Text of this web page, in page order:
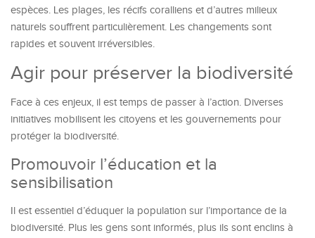
espèces. Les plages, les récifs coralliens et d’autres milieux
naturels souffrent particulièrement. Les changements sont
rapides et souvent irréversibles.
Agir pour préserver la biodiversité
Face à ces enjeux, il est temps de passer à l’action. Diverses
initiatives mobilisent les citoyens et les gouvernements pour
protéger la biodiversité.
Promouvoir l’éducation et la
sensibilisation
Il est essentiel d’éduquer la population sur l’importance de la
biodiversité. Plus les gens sont informés, plus ils sont enclins à